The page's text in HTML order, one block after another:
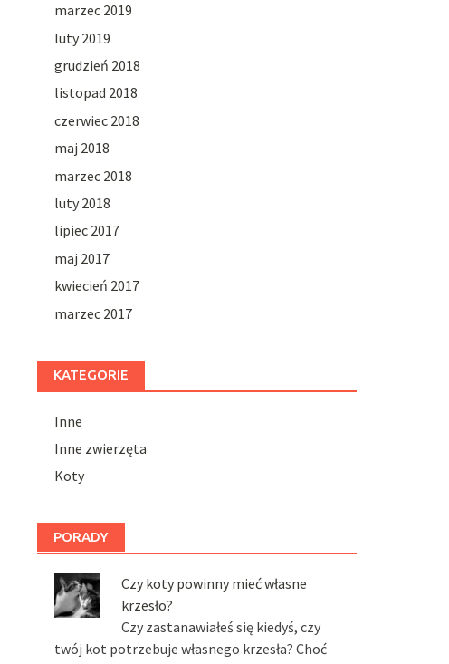
marzec 2019
luty 2019
grudzień 2018
listopad 2018
czerwiec 2018
maj 2018
marzec 2018
luty 2018
lipiec 2017
maj 2017
kwiecień 2017
marzec 2017
KATEGORIE
Inne
Inne zwierzęta
Koty
PORADY
Czy koty powinny mieć własne
krzesło?
Czy zastanawiałeś się kiedyś, czy
twój kot potrzebuje własnego krzesła? Choć